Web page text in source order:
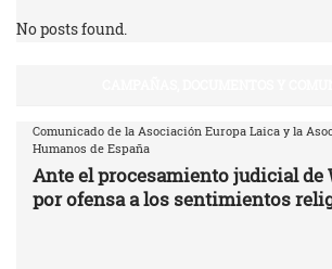
No posts found.
Comunicado de la Asociación Europa Laica y la
Humanos de España
Ante el procesamiento judicial de
por ofensa a los sentimientos